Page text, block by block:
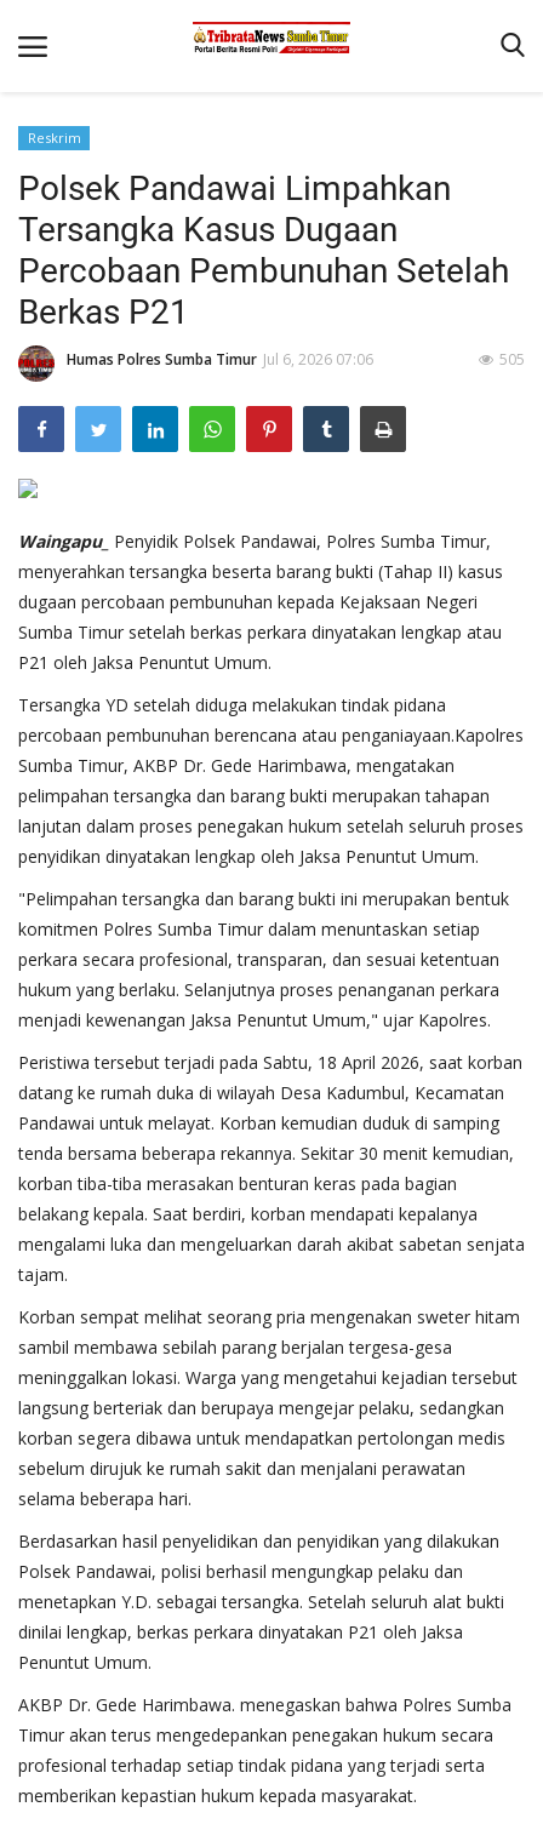
Beranda
Terms & Conditions
Reskrim
Binkam
Giat Ops
Mitra Polisi
Lantas
Reskrim
Polsek Pandawai Limpahkan
Tersangka Kasus Dugaan
Percobaan Pembunuhan Setelah
Berkas P21
Humas Polres Sumba Timur Jul 6, 2026 07:06 505
Waingapu_ Penyidik Polsek Pandawai, Polres Sumba Timur,
menyerahkan tersangka beserta barang bukti (Tahap II) kasus
dugaan percobaan pembunuhan kepada Kejaksaan Negeri
Sumba Timur setelah berkas perkara dinyatakan lengkap atau
P21 oleh Jaksa Penuntut Umum.
Tersangka YD setelah diduga melakukan tindak pidana
percobaan pembunuhan berencana atau penganiayaan.Kapolres
Sumba Timur, AKBP Dr. Gede Harimbawa, mengatakan
pelimpahan tersangka dan barang bukti merupakan tahapan
lanjutan dalam proses penegakan hukum setelah seluruh proses
penyidikan dinyatakan lengkap oleh Jaksa Penuntut Umum.
"Pelimpahan tersangka dan barang bukti ini merupakan bentuk
komitmen Polres Sumba Timur dalam menuntaskan setiap
perkara secara profesional, transparan, dan sesuai ketentuan
hukum yang berlaku. Selanjutnya proses penanganan perkara
menjadi kewenangan Jaksa Penuntut Umum," ujar Kapolres.
Peristiwa tersebut terjadi pada Sabtu, 18 April 2026, saat korban
datang ke rumah duka di wilayah Desa Kadumbul, Kecamatan
Pandawai untuk melayat. Korban kemudian duduk di samping
tenda bersama beberapa rekannya. Sekitar 30 menit kemudian,
korban tiba-tiba merasakan benturan keras pada bagian
belakang kepala. Saat berdiri, korban mendapati kepalanya
mengalami luka dan mengeluarkan darah akibat sabetan senjata
tajam.
Korban sempat melihat seorang pria mengenakan sweter hitam
sambil membawa sebilah parang berjalan tergesa-gesa
meninggalkan lokasi. Warga yang mengetahui kejadian tersebut
langsung berteriak dan berupaya mengejar pelaku, sedangkan
korban segera dibawa untuk mendapatkan pertolongan medis
sebelum dirujuk ke rumah sakit dan menjalani perawatan
selama beberapa hari.
Berdasarkan hasil penyelidikan dan penyidikan yang dilakukan
Polsek Pandawai, polisi berhasil mengungkap pelaku dan
menetapkan Y.D. sebagai tersangka. Setelah seluruh alat bukti
dinilai lengkap, berkas perkara dinyatakan P21 oleh Jaksa
Penuntut Umum.
AKBP Dr. Gede Harimbawa. menegaskan bahwa Polres Sumba
Timur akan terus mengedepankan penegakan hukum secara
profesional terhadap setiap tindak pidana yang terjadi serta
memberikan kepastian hukum kepada masyarakat.